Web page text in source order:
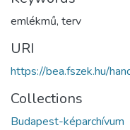
emlékmű, terv
URI
https://bea.fszek.hu/
Collections
Budapest-képarchívum